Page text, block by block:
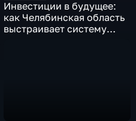
Инвестиции в будущее:
как Челябинская область
выстраивает систему